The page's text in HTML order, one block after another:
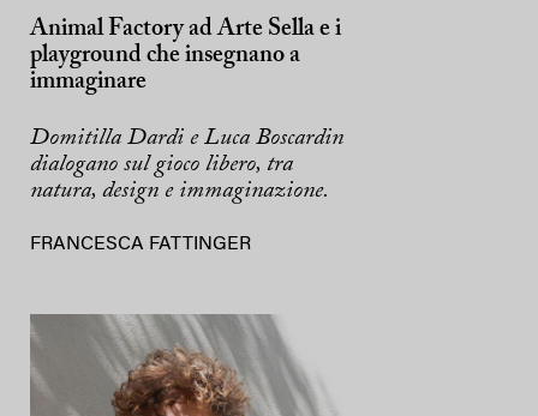
Animal Factory ad Arte Sella e i
playground che insegnano a
immaginare
Domitilla Dardi e Luca Boscardin
dialogano sul gioco libero, tra
natura, design e immaginazione.
FRANCESCA FATTINGER